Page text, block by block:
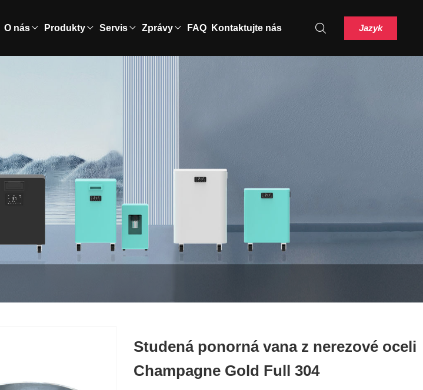
O nás Produkty Servis Zprávy FAQ Kontaktujte nás Jazyk
Studená ponorná vana z nerezové oceli
Champagne Gold Full 304